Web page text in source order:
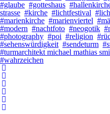
#glaube #gotteshaus
strasse #kirche #lichtfestival
#marienkirche #marienviertel
#modern #nachtfoto #neogotik
#photography #poi #religion
#sehenswürdigkeit #sendeturm
#turmarchitekt michael mathias
#wahrzeichen